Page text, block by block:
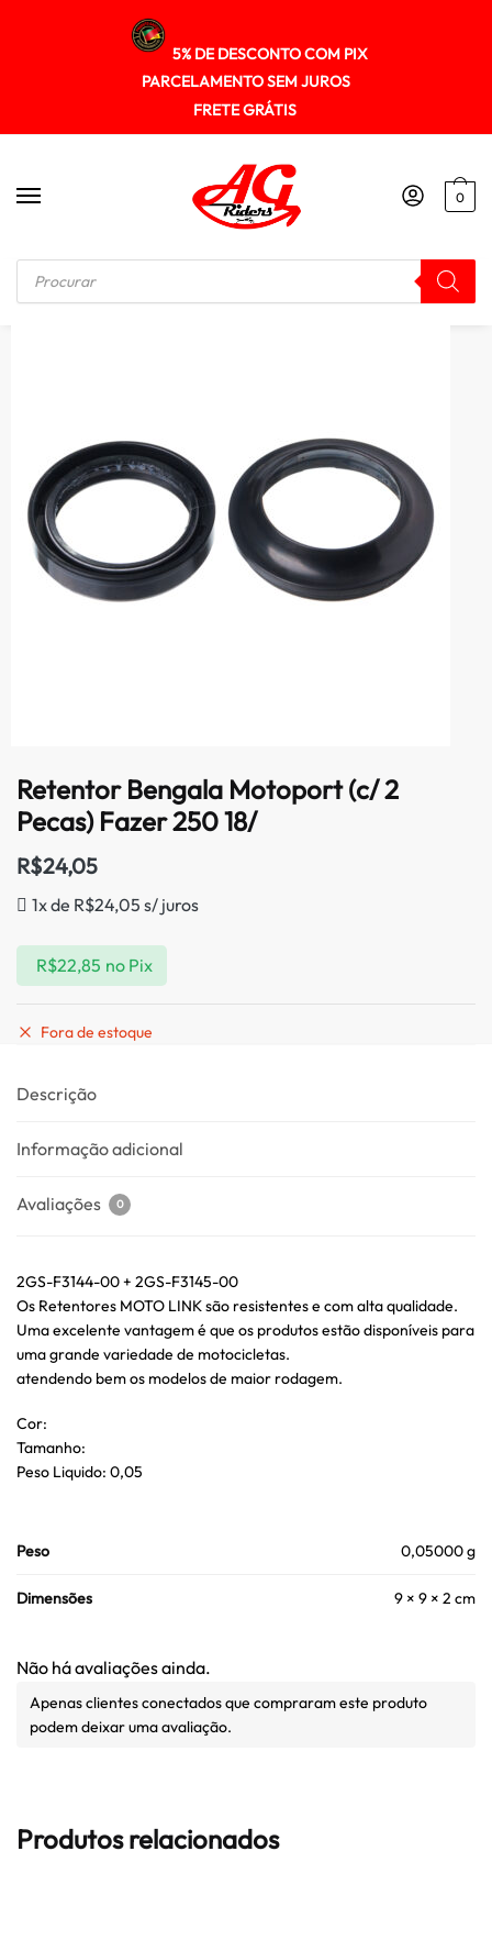
5% DE DESCONTO COM PIX
PARCELAMENTO SEM JUROS
FRETE GRÁTIS
0
Início / SUSPENÇÃO Retentor Bengala Motoport (c/ 2 Pecas) Fazer 250 18/
Retentor Bengala Motoport (c/ 2
Pecas) Fazer 250 18/
R$24,05
1x de R$24,05 s/ juros
R$22,85 no Pix
Fora de estoque
Descrição
Informação adicional
Avaliações 0
2GS-F3144-00 + 2GS-F3145-00
Os Retentores MOTO LINK são resistentes e com alta qualidade.
Uma excelente vantagem é que os produtos estão disponíveis para
uma grande variedade de motocicletas.
atendendo bem os modelos de maior rodagem.
Cor:
Tamanho:
Peso Liquido: 0,05
Peso 0,05000 g
Dimensões 9 × 9 × 2 cm
Não há avaliações ainda.
Apenas clientes conectados que compraram este produto
podem deixar uma avaliação.
Produtos relacionados